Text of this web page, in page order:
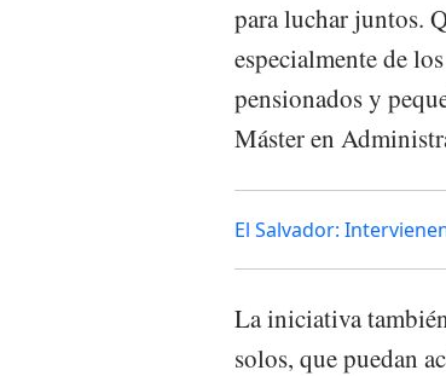
para luchar juntos.
especialmente de
pensionados y
Máster en
El Salvador:
La iniciativa
solos, que puedan